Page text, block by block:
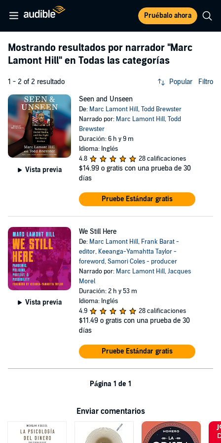
Pruébalo ahora
Mostrando resultados por narrador "Marc
Lamont Hill" en Todas las categorías
1 - 2 of 2 resultado Popular Filtro
Vista previa
Seen and Unseen
De: Marc Lamont Hill,Todd Brewster
Narrado por: Marc Lamont Hill,Todd
Brewster
Duración: 6 h y 9 m
Idioma: Inglés
4.8
28 calificaciones
$14.99 o gratis con una prueba de 30
días
Pruebe Estándar gratis
Vista previa
We Still Here
De: Marc Lamont Hill, Frank Barat -
editor, Keeanga-Yamahtta Taylor -
foreword,Samori Coles - producer
Narrado por: Marc Lamont Hill,Jacques
Morel
Duración: 2 h y 53 m
Idioma: Inglés
4.9
28 calificaciones
$11.49 o gratis con una prueba de 30
días
Pruebe Estándar gratis
Página 1 de 1
Enviar comentarios